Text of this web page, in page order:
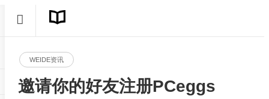
WEIDE资讯
邀请你的好友注册PCeggs